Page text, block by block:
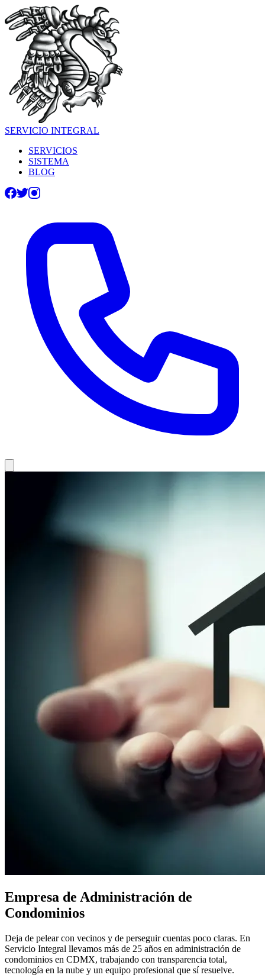
SERVICIO INTEGRAL
SERVICIOS
SISTEMA
BLOG
Empresa de Administración de
Condominios
Deja de pelear con vecinos y de perseguir cuentas poco claras. En
Servicio Integral llevamos más de 25 años en administración de
condominios en CDMX, trabajando con transparencia total,
tecnología en la nube y un equipo profesional que sí resuelve.